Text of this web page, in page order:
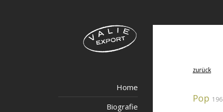
Home
Biografie
zurück
Pop